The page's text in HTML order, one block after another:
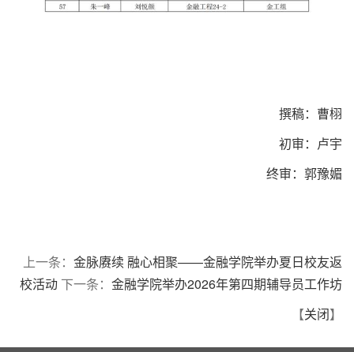
撰稿：曹栩
初审：卢宇
终审：郭豫媚
上一条： 金脉赓续 融心相聚——金融学院举办夏日校友返
校活动 下一条： 金融学院举办2026年第四期辅导员工作坊
【关闭】